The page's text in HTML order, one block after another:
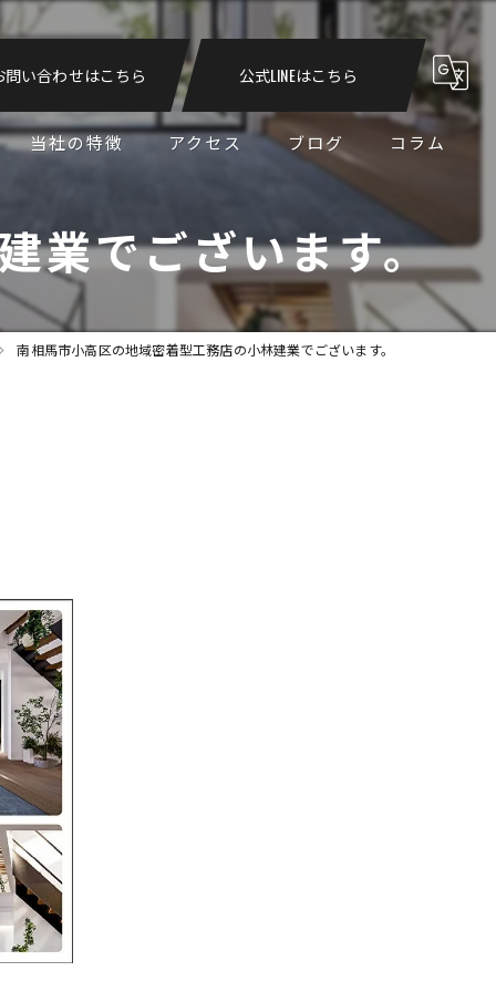
問い合わせはこちら 公式LINEはこちら
当社の特徴
デザイン
断熱
アクセス ブログ コラム
業でございます。
南相馬市小高区の地域密着型工務店の小林建業でございます。